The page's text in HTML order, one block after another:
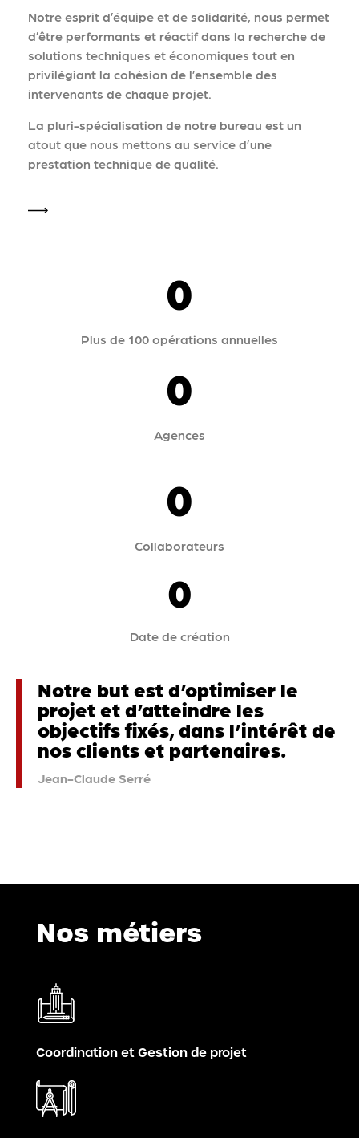
Notre esprit d’équipe et de solidarité, nous permet
d’être performants et réactif dans la recherche de
solutions techniques et économiques tout en
privilégiant la cohésion de l’ensemble des
intervenants de chaque projet.
La pluri-spécialisation de notre bureau est un
atout que nous mettons au service d’une
prestation technique de qualité.
0
Plus de 100 opérations annuelles
0
Agences
0
Collaborateurs
0
Date de création
Notre but est d’optimiser le
projet et d’atteindre les
objectifs fixés, dans l’intérêt de
nos clients et partenaires.
Jean-Claude Serré
Nos métiers
Coordination et Gestion de projet